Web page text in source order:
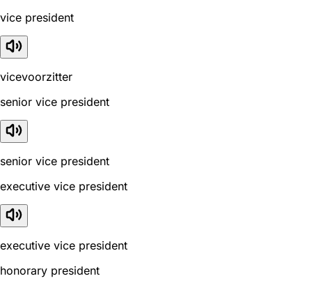
vice president
vicevoorzitter
senior vice president
senior vice president
executive vice president
executive vice president
honorary president